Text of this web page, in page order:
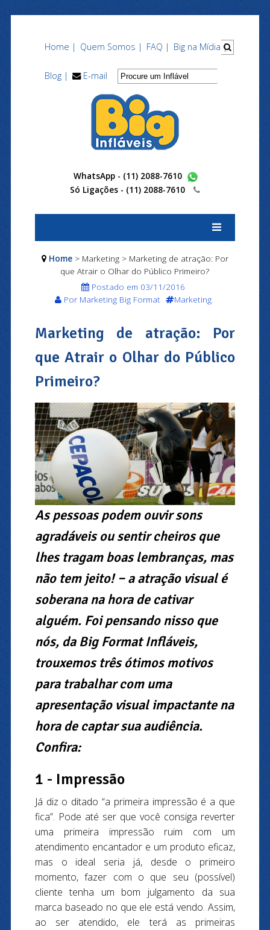
Home | Quem Somos | FAQ | Big na Mídia |
Blog | E-mail
WhatsApp - (11) 2088-7610
Só Ligações - (11) 2088-7610
Home> Marketing > Marketing de atração: Por
que Atrair o Olhar do Público Primeiro?
Postado em 03/11/2016
Por Marketing Big Format
Marketing
Marketing de atração: Por
que Atrair o Olhar do Público
Primeiro?
As pessoas podem ouvir sons
agradáveis ou sentir cheiros que
lhes tragam boas lembranças, mas
não tem jeito! − a atração visual é
soberana na hora de cativar
alguém. Foi pensando nisso que
nós, da Big Format Infláveis,
trouxemos três ótimos motivos
para trabalhar com uma
apresentação visual impactante na
hora de captar sua audiência.
Confira:
1 - Impressão
Já diz o ditado “a primeira impressão é a que
fica”. Pode até ser que você consiga reverter
uma primeira impressão ruim com um
atendimento encantador e um produto eficaz,
mas o ideal seria já, desde o primeiro
momento, fazer com o que seu (possível)
cliente tenha um bom julgamento da sua
marca baseado no que ele está vendo. Assim,
ao ser atendido, ele terá as primeiras